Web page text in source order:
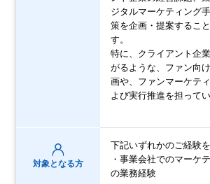
ジタルマーケティング
策を企画・提案するこ
す。
特に、クライアント企
がるような、ファン向
画や、ファンマーケテ
よび実行推進を担って
対象となる方
下記いずれかのご経験
・事業会社でのマーケ
の業務経験